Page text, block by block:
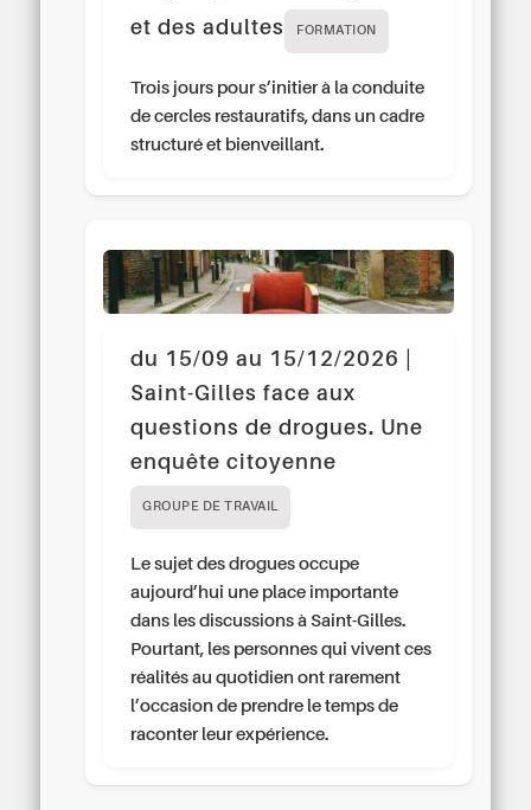
et des adultes
FORMATION
Trois jours pour s’initier à la conduite
de cercles restauratifs, dans un cadre
structuré et bienveillant.
du 15/09 au 15/12/2026 |
Saint-Gilles face aux
questions de drogues. Une
enquête citoyenne
GROUPE DE TRAVAIL
Le sujet des drogues occupe
aujourd’hui une place importante
dans les discussions à Saint-Gilles.
Pourtant, les personnes qui vivent ces
réalités au quotidien ont rarement
l’occasion de prendre le temps de
raconter leur expérience.